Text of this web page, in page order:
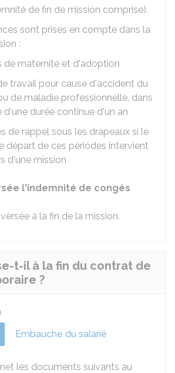
de fin de mission comprise).
sont prises en compte dans la
:
de maternité et d'adoption
travail pour cause d'accident du
de maladie professionnelle, dans
d'une durée continue d'un an
de rappel sous les drapeaux si le
départ de ces périodes intervient
d'une mission
l'indemnité de congés
à la fin de la mission.
t-il à la fin du contrat de
?
Embauche du salarié
les documents suivants au